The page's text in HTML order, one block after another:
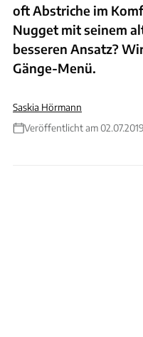
oft Abstriche im
Nugget mit seinem
besseren Ansatz?
Gänge-Menü.
Saskia Hörmann
Veröffentlicht am 02.07.2019